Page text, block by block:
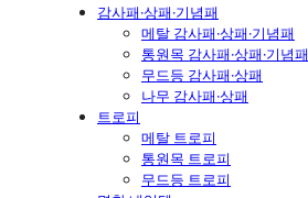
감사패·상패·기념패
메탈 감사패·상패·기념패
통원목 감사패·상패·기념패
무드등 감사패·상패
나무 감사패·상패
트로피
메탈 트로피
통원목 트로피
무드등 트로피